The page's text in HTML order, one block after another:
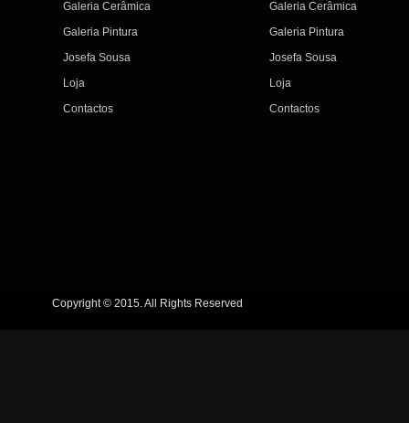
Galeria Cerâmica
Galeria Pintura
Josefa Sousa
Loja
Contactos
Galeria Cerâmica
Galeria Pintura
Josefa Sousa
Loja
Contactos
Copyright © 2015. All Rights Reserved